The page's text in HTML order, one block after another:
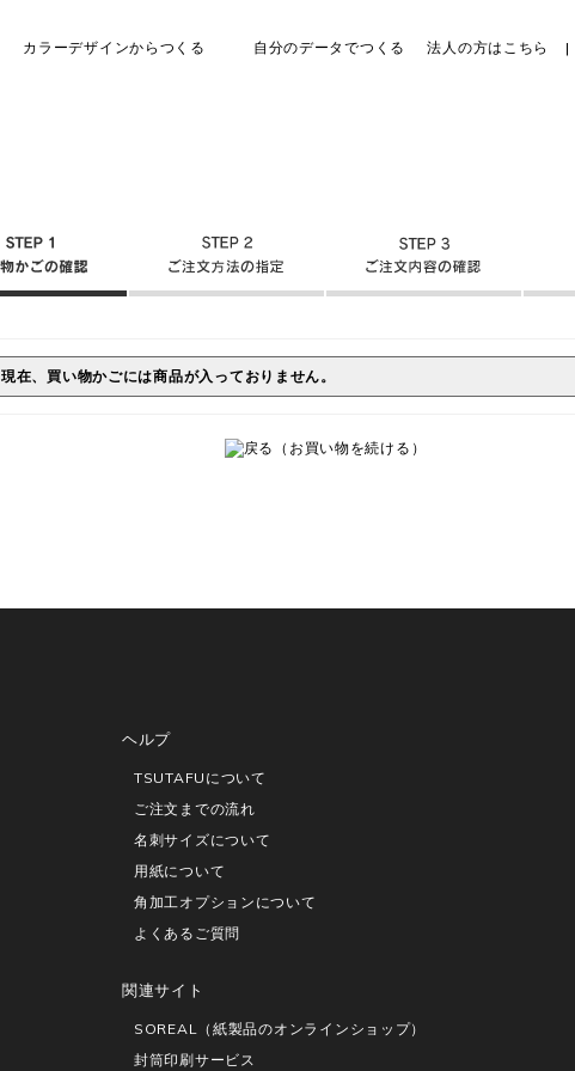
カラーデザインからつくる 自分のデータでつくる 法人の方はこちら
現在、買い物かごには商品が入っておりません。
ヘルプ
TSUTAFUについて
ご注文までの流れ
名刺サイズについて
用紙について
角加工オプションについて
よくあるご質問
関連サイト
SOREAL（紙製品のオンラインショップ）
封筒印刷サービス